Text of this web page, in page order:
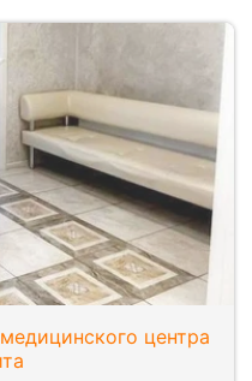
центра